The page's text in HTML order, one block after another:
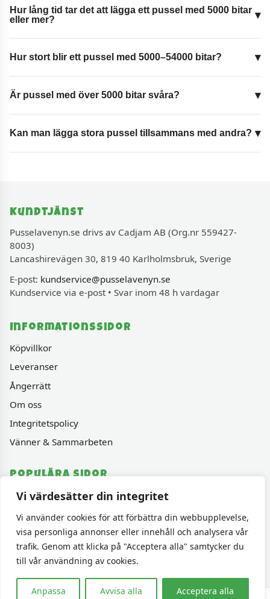
Vi värdesätter din integritet
Vi använder cookies för att förbättra din webbupplevelse,
visa personliga annonser eller innehåll och analysera vår
trafik. Genom att klicka på "Acceptera alla" samtycker du
till vår användning av cookies.
Anpassa Avvisa alla Acceptera alla
Hur lång tid tar det att lägga ett pussel med 5000 bitar
eller mer?
Hur stort blir ett pussel med 5000–54000 bitar?
Är pussel med över 5000 bitar svåra?
Kan man lägga stora pussel tillsammans med andra?
Kundtjänst
Pusselavenyn.se drivs av Cadjam AB (Org.nr 559427-
8003)
Lancashirevägen 30, 819 40 Karlholmsbruk, Sverige
E-post: kundservice@pusselavenyn.se
Kundservice via e-post • Svar inom 48 h vardagar
Informationssidor
Köpvillkor
Leveranser
Ångerrätt
Om oss
Integritetspolicy
Vänner & Sammarbeten
Populära sidor
Varumärken
Fyndhörnan
1000 bitars pussel
Sällskapspel